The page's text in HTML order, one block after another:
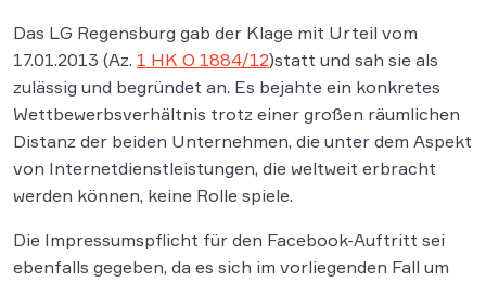
Das LG Regensburg gab der Klage mit Urteil vom
17.01.2013 (Az. 1 HK O 1884/12)statt und sah sie als
zulässig und begründet an. Es bejahte ein konkretes
Wettbewerbsverhältnis trotz einer großen räumlichen
Distanz der beiden Unternehmen, die unter dem Aspekt
von Internetdienstleistungen, die weltweit erbracht
werden können, keine Rolle spiele.
Die Impressumspflicht für den Facebook-Auftritt sei
ebenfalls gegeben, da es sich im vorliegenden Fall um